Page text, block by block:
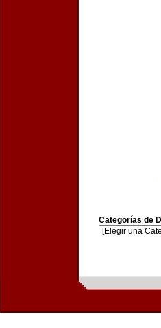
Categorías de